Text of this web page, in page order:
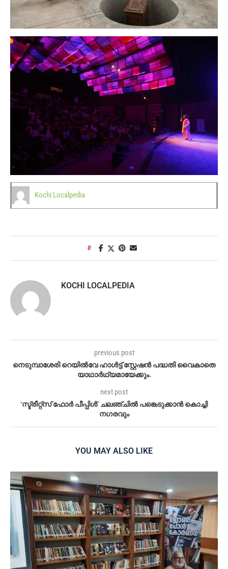
Kochi Localpedia
0
KOCHI LOCALPEDIA
previous post
നെടുമ്പാശേരി റെയിൽവേ ഹാൾട്ട് സ്റ്റേഷൻ പദ്ധതി വൈകാതെ
യാഥാർഥ്യമായേക്കും.
next post
‘സ്ട്രീറ്റ്സ് ഫോർ പീപ്പിൾ’ ചലഞ്ചിൽ പങ്കെടുക്കാൻ കൊച്ചി
നഗരവും
YOU MAY ALSO LIKE